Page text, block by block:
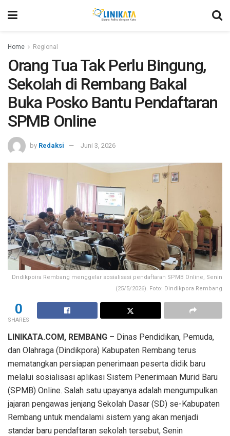
Home Regional
Orang Tua Tak Perlu Bingung,
Sekolah di Rembang Bakal
Buka Posko Bantu Pendaftaran
SPMB Online
by Redaksi Juni 3, 2026
Dndikpoira Rembang menggelar sosialisasi pendaftaran SPMB Online, Senin
(25/5/2026). Foto: Dindikpora Rembang
0
SHARES
LINIKATA.COM, REMBANG – Dinas Pendidikan, Pemuda,
dan Olahraga (Dindikpora) Kabupaten Rembang terus
mematangkan persiapan penerimaan peserta didik baru
melalui sosialisasi aplikasi Sistem Penerimaan Murid Baru
(SPMB) Online. Salah satu upayanya adalah mengumpulkan
jajaran pengawas jenjang Sekolah Dasar (SD) se-Kabupaten
Rembang untuk mendalami sistem yang akan menjadi
standar baru pendaftaran sekolah tersebut, Senin